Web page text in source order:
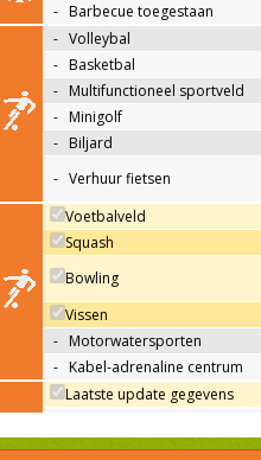
- Barbecue toegestaan
- Volleybal
- Basketbal
- Multifunctioneel sportveld
- Minigolf
- Biljard
- Verhuur fietsen
Voetbalveld
Squash
Bowling
Vissen
- Motorwatersporten
- Kabel-adrenaline centrum
Laatste update gegevens